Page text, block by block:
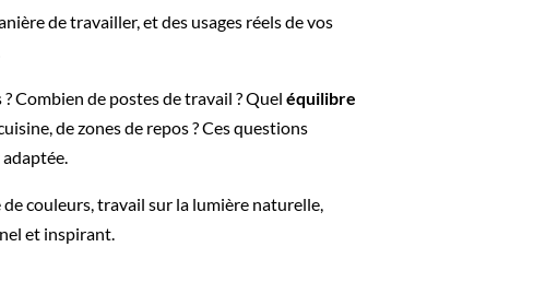
de travailler, et des usages réels de vos
Combien de postes de travail ? Queléquilibre
de zones de repos ? Ces questions
couleurs, travail sur la lumière naturelle,
et inspirant.